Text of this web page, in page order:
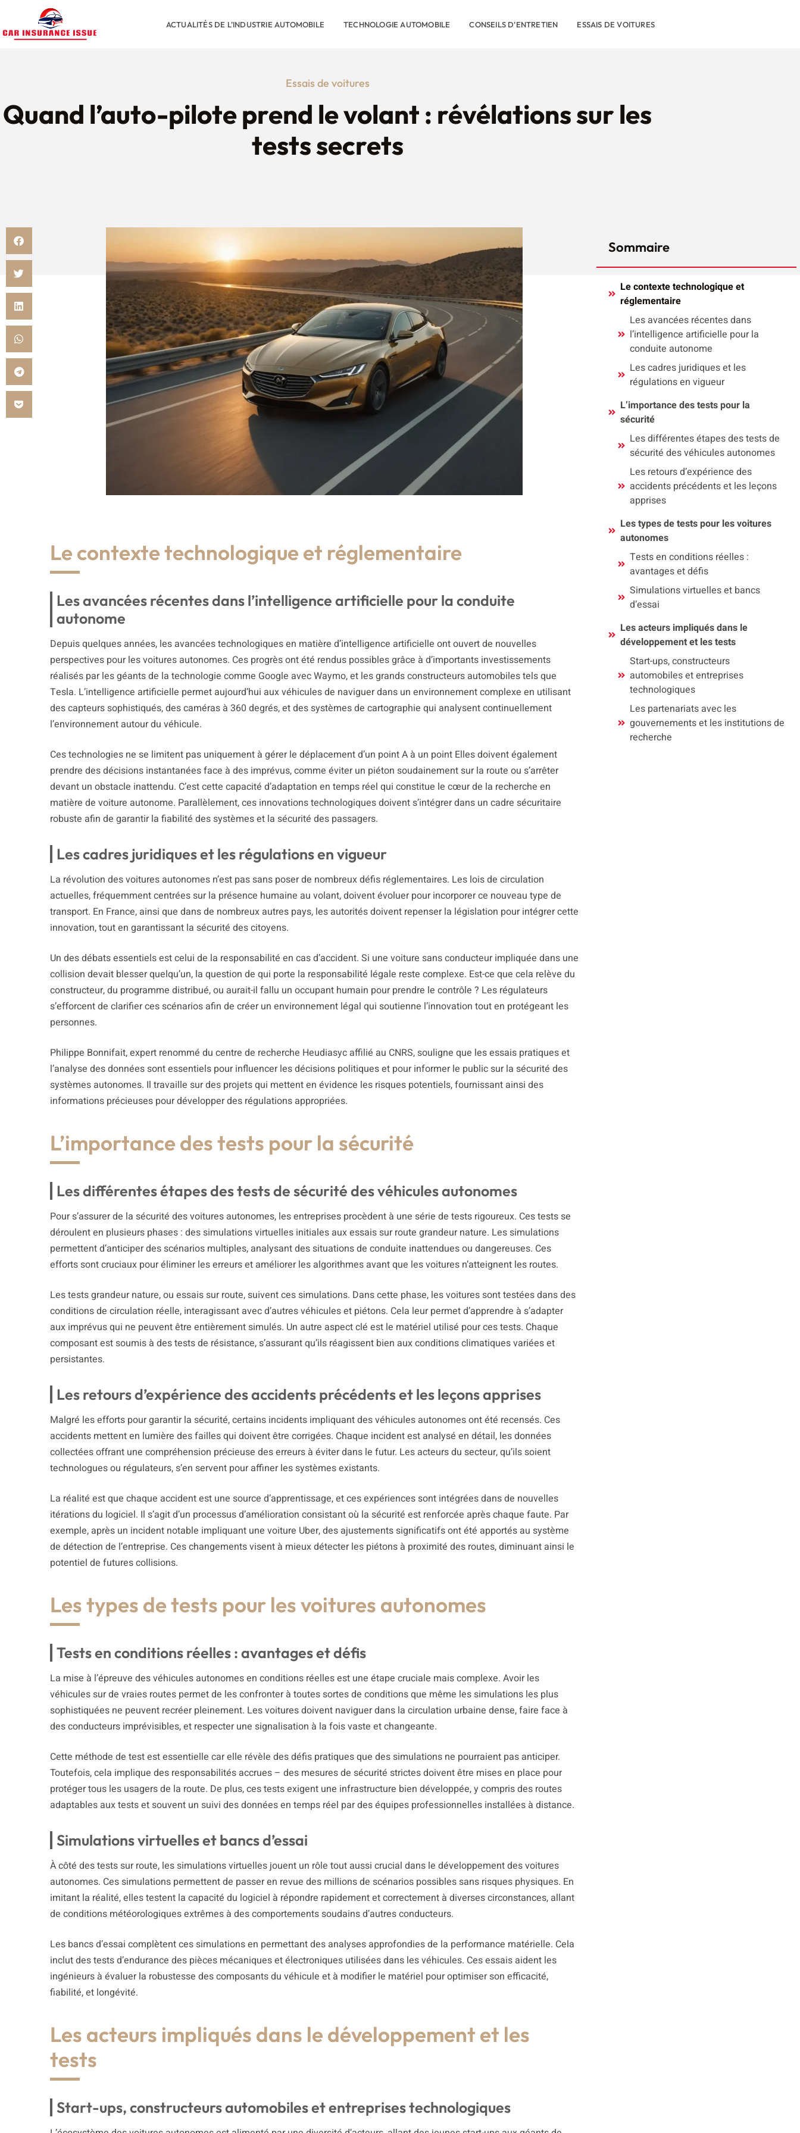
ACTUALITÉS DE L’INDUSTRIE AUTOMOBILE TECHNOLOGIE AUTOMOBILE CONSEILS D’ENTRETIEN ESSAIS DE VOITURES
Essais de voitures
Quand l’auto-pilote prend le volant : révélations sur les
tests secrets
Le contexte technologique et réglementaire
Les avancées récentes dans l’intelligence artificielle pour la conduite
autonome
Depuis quelques années, les avancées technologiques en matière d’intelligence artificielle ont ouvert de nouvelles
perspectives pour les voitures autonomes. Ces progrès ont été rendus possibles grâce à d’importants investissements
réalisés par les géants de la technologie comme Google avec Waymo, et les grands constructeurs automobiles tels que
Tesla. L’intelligence artificielle permet aujourd’hui aux véhicules de naviguer dans un environnement complexe en utilisant
des capteurs sophistiqués, des caméras à 360 degrés, et des systèmes de cartographie qui analysent continuellement
l’environnement autour du véhicule.
Ces technologies ne se limitent pas uniquement à gérer le déplacement d’un point A à un point Elles doivent également
prendre des décisions instantanées face à des imprévus, comme éviter un piéton soudainement sur la route ou s’arrêter
devant un obstacle inattendu. C’est cette capacité d’adaptation en temps réel qui constitue le cœur de la recherche en
matière de voiture autonome. Parallèlement, ces innovations technologiques doivent s’intégrer dans un cadre sécuritaire
robuste afin de garantir la fiabilité des systèmes et la sécurité des passagers.
Les cadres juridiques et les régulations en vigueur
La révolution des voitures autonomes n’est pas sans poser de nombreux défis réglementaires. Les lois de circulation
actuelles, fréquemment centrées sur la présence humaine au volant, doivent évoluer pour incorporer ce nouveau type de
transport. En France, ainsi que dans de nombreux autres pays, les autorités doivent repenser la législation pour intégrer cette
innovation, tout en garantissant la sécurité des citoyens.
Un des débats essentiels est celui de la responsabilité en cas d’accident. Si une voiture sans conducteur impliquée dans une
collision devait blesser quelqu’un, la question de qui porte la responsabilité légale reste complexe. Est-ce que cela relève du
constructeur, du programme distribué, ou aurait-il fallu un occupant humain pour prendre le contrôle ? Les régulateurs
s’efforcent de clarifier ces scénarios afin de créer un environnement légal qui soutienne l’innovation tout en protégeant les
personnes.
Philippe Bonnifait, expert renommé du centre de recherche Heudiasyc affilié au CNRS, souligne que les essais pratiques et
l’analyse des données sont essentiels pour influencer les décisions politiques et pour informer le public sur la sécurité des
systèmes autonomes. Il travaille sur des projets qui mettent en évidence les risques potentiels, fournissant ainsi des
informations précieuses pour développer des régulations appropriées.
L’importance des tests pour la sécurité
Les différentes étapes des tests de sécurité des véhicules autonomes
Pour s’assurer de la sécurité des voitures autonomes, les entreprises procèdent à une série de tests rigoureux. Ces tests se
déroulent en plusieurs phases : des simulations virtuelles initiales aux essais sur route grandeur nature. Les simulations
permettent d’anticiper des scénarios multiples, analysant des situations de conduite inattendues ou dangereuses. Ces
efforts sont cruciaux pour éliminer les erreurs et améliorer les algorithmes avant que les voitures n’atteignent les routes.
Les tests grandeur nature, ou essais sur route, suivent ces simulations. Dans cette phase, les voitures sont testées dans des
conditions de circulation réelle, interagissant avec d’autres véhicules et piétons. Cela leur permet d’apprendre à s’adapter
aux imprévus qui ne peuvent être entièrement simulés. Un autre aspect clé est le matériel utilisé pour ces tests. Chaque
composant est soumis à des tests de résistance, s’assurant qu’ils réagissent bien aux conditions climatiques variées et
persistantes.
Les retours d’expérience des accidents précédents et les leçons apprises
Malgré les efforts pour garantir la sécurité, certains incidents impliquant des véhicules autonomes ont été recensés. Ces
accidents mettent en lumière des failles qui doivent être corrigées. Chaque incident est analysé en détail, les données
collectées offrant une compréhension précieuse des erreurs à éviter dans le futur. Les acteurs du secteur, qu’ils soient
technologues ou régulateurs, s’en servent pour affiner les systèmes existants.
La réalité est que chaque accident est une source d’apprentissage, et ces expériences sont intégrées dans de nouvelles
itérations du logiciel. Il s’agit d’un processus d’amélioration consistant où la sécurité est renforcée après chaque faute. Par
exemple, après un incident notable impliquant une voiture Uber, des ajustements significatifs ont été apportés au système
de détection de l’entreprise. Ces changements visent à mieux détecter les piétons à proximité des routes, diminuant ainsi le
potentiel de futures collisions.
Les types de tests pour les voitures autonomes
Tests en conditions réelles : avantages et défis
La mise à l’épreuve des véhicules autonomes en conditions réelles est une étape cruciale mais complexe. Avoir les
véhicules sur de vraies routes permet de les confronter à toutes sortes de conditions que même les simulations les plus
sophistiquées ne peuvent recréer pleinement. Les voitures doivent naviguer dans la circulation urbaine dense, faire face à
des conducteurs imprévisibles, et respecter une signalisation à la fois vaste et changeante.
Cette méthode de test est essentielle car elle révèle des défis pratiques que des simulations ne pourraient pas anticiper.
Toutefois, cela implique des responsabilités accrues – des mesures de sécurité strictes doivent être mises en place pour
protéger tous les usagers de la route. De plus, ces tests exigent une infrastructure bien développée, y compris des routes
adaptables aux tests et souvent un suivi des données en temps réel par des équipes professionnelles installées à distance.
Simulations virtuelles et bancs d’essai
À côté des tests sur route, les simulations virtuelles jouent un rôle tout aussi crucial dans le développement des voitures
autonomes. Ces simulations permettent de passer en revue des millions de scénarios possibles sans risques physiques. En
imitant la réalité, elles testent la capacité du logiciel à répondre rapidement et correctement à diverses circonstances, allant
de conditions météorologiques extrêmes à des comportements soudains d’autres conducteurs.
Les bancs d’essai complètent ces simulations en permettant des analyses approfondies de la performance matérielle. Cela
inclut des tests d’endurance des pièces mécaniques et électroniques utilisées dans les véhicules. Ces essais aident les
ingénieurs à évaluer la robustesse des composants du véhicule et à modifier le matériel pour optimiser son efficacité,
fiabilité, et longévité.
Les acteurs impliqués dans le développement et les
tests
Start-ups, constructeurs automobiles et entreprises technologiques
Sommaire
Le contexte technologique et
réglementaire
Les avancées récentes dans
l’intelligence artificielle pour la
conduite autonome
Les cadres juridiques et les
régulations en vigueur
L’importance des tests pour la
sécurité
Les différentes étapes des tests de
sécurité des véhicules autonomes
Les retours d’expérience des
accidents précédents et les leçons
apprises
Les types de tests pour les voitures
autonomes
Tests en conditions réelles :
avantages et défis
Simulations virtuelles et bancs
d’essai
Les acteurs impliqués dans le
développement et les tests
Start-ups, constructeurs
automobiles et entreprises
technologiques
Les partenariats avec les
gouvernements et les institutions de
recherche